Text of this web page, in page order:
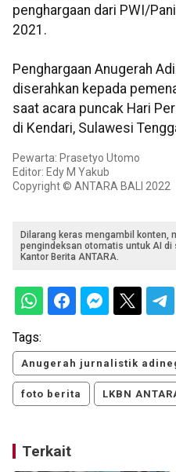
penghargaan dari PWI/
2021.
Penghargaan Anugerah
diserahkan kepada
saat acara puncak Hari
di Kendari, Sulawesi
Pewarta: Prasetyo Utomo
Editor: Edy M Yakub
Copyright © ANTARA BALI 2022
Dilarang keras mengambil konten,
pengindeksan otomatis untuk AI
Kantor Berita ANTARA.
Tags:
Anugerah jurnalistik
foto berita LKBN
Terkait